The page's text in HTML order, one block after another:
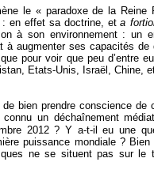
le « paradoxe de la
en effet sa doctrine, et a
à son environnement : un
à augmenter ses capacités
pour voir que peu d’entre
Etats-Unis, Israël, Chine,
bien prendre conscience
un déchaînement
2012 ? Y a-t-il eu une
puissance mondiale ?
ne se situent pas sur le